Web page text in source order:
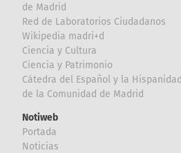
de Madrid
Red de Laboratorios Ciudadanos
Wikipedia madri+d
Ciencia y Cultura
Ciencia y Patrimonio
Cátedra del Español y la
de la Comunidad de Madrid
Notiweb
Portada
Noticias